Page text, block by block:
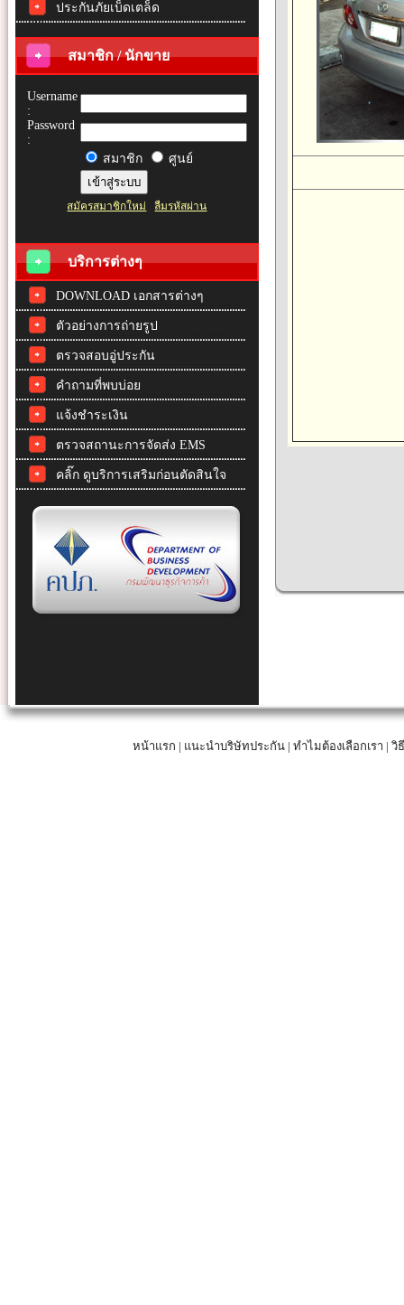
ประกันภัยเบ็ดเตล็ด
สมาชิก / นักขาย
Username
:
Password
:
สมาชิก
ศูนย์
สมัครสมาชิกใหม่ ลืมรหัสผ่าน
บริการต่างๆ
DOWNLOAD เอกสารต่างๆ
ตัวอย่างการถ่ายรูป
ตรวจสอบอู่ประกัน
คำถามที่พบบ่อย
แจ้งชำระเงิน
ตรวจสถานะการจัดส่ง EMS
คลิ๊ก ดูบริการเสริมก่อนตัดสินใจ
หน้าแรก | แนะนำบริษัทประกัน |ทำไมต้องเลือกเรา |วิ